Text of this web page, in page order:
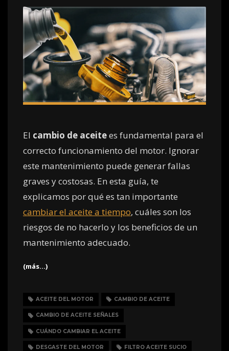
El cambio de aceitees fundamental para el
correcto funcionamiento del motor. Ignorar
este mantenimiento puede generar fallas
graves y costosas. En esta guía, te
explicamos por qué es tan importante
cambiar el aceite a tiempo, cuáles son los
riesgos de no hacerlo y los beneficios de un
mantenimiento adecuado.
(más…)
ACEITE DEL MOTOR CAMBIO DE ACEITE
CAMBIO DE ACEITE SEÑALES
CUÁNDO CAMBIAR EL ACEITE
DESGASTE DEL MOTOR FILTRO ACEITE SUCIO